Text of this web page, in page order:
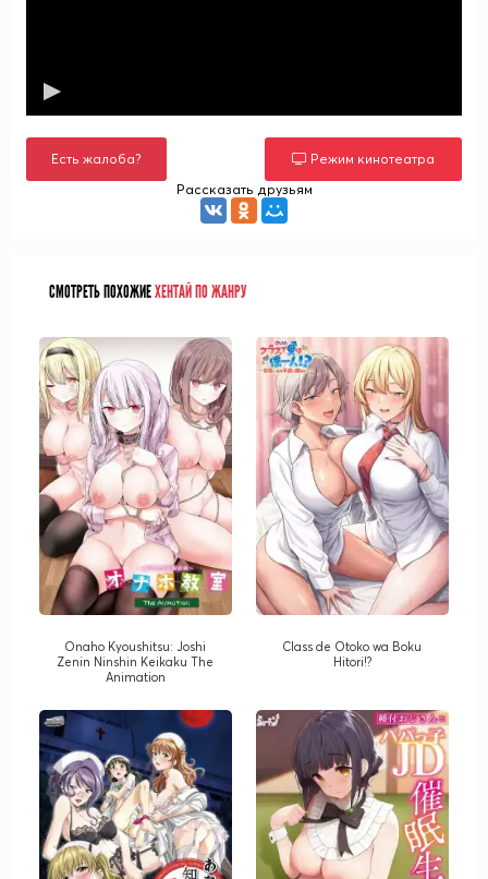
Есть жалоба?
Режим кинотеатра
Рассказать друзьям
СМОТРЕТЬ ПОХОЖИЕХЕНТАЙ ПО ЖАНРУ
Onaho Kyoushitsu: Joshi
Zenin Ninshin Keikaku The
Animation
Class de Otoko wa Boku
Hitori!?